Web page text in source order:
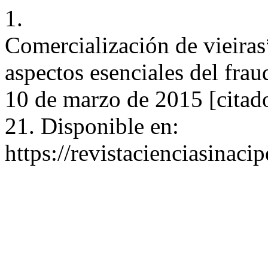
1.
Comercialización de
aspectos esenciales del
10 de marzo de 2015
21. Disponible en:
https://